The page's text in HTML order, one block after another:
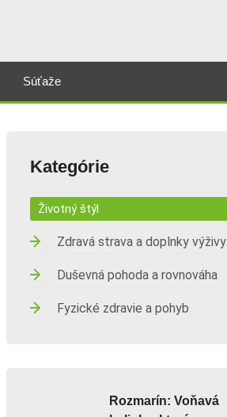
Súťaže
Kategórie
Životný štýl
Zdravá strava a doplnky výživy
Duševná pohoda a rovnováha
Fyzické zdravie a pohyb
Rozmarín: Voňavá